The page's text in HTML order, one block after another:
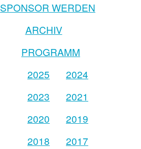
SPONSOR WERDEN
ARCHIV
PROGRAMM
2025
2024
2023
2021
2020
2019
2018
2017